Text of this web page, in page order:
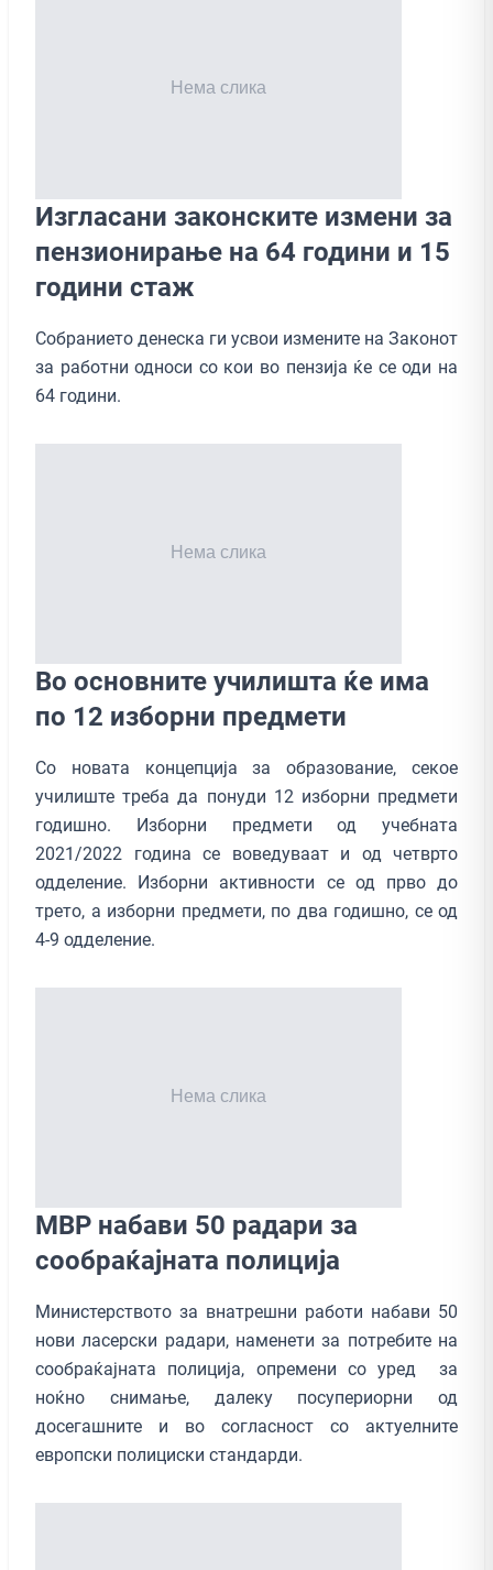
Изгласани законските измени за
пензионирање на 64 години и 15
години стаж
Собранието денеска ги усвои измените на Законот
за работни односи со кои во пензија ќе се оди на
64 години.
Во основните училишта ќе има
по 12 изборни предмети
Со новата концепција за образование, секое
училиште треба да понуди 12 изборни предмети
годишно. Изборни предмети од учебната
2021/2022 година се воведуваат и од четврто
одделение. Изборни активности се од прво до
трето, а изборни предмети, по два годишно, се од
4-9 одделение.
МВР набави 50 радари за
сообраќајната полиција
Министерството за внатрешни работи набави 50
нови ласерски радари, наменети за потребите на
сообраќајната полиција, опремени со уред за
ноќно снимање, далеку посупериорни од
досегашните и во согласност со актуелните
европски полициски стандарди.